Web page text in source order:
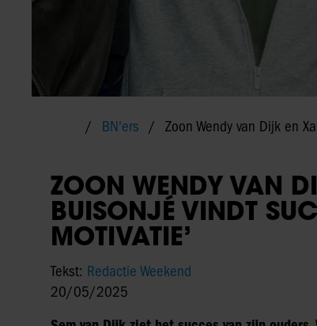
BN'ers Zoon Wendy van Dijk en
ZOON WENDY VAN
BUISONJÉ VINDT
MOTIVATIE’
Tekst: Redactie Weekend
20/05/2025